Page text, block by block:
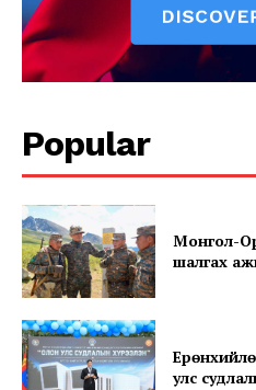
Subscription Plans
My account
Popular
Монгол-
шалгах
улс